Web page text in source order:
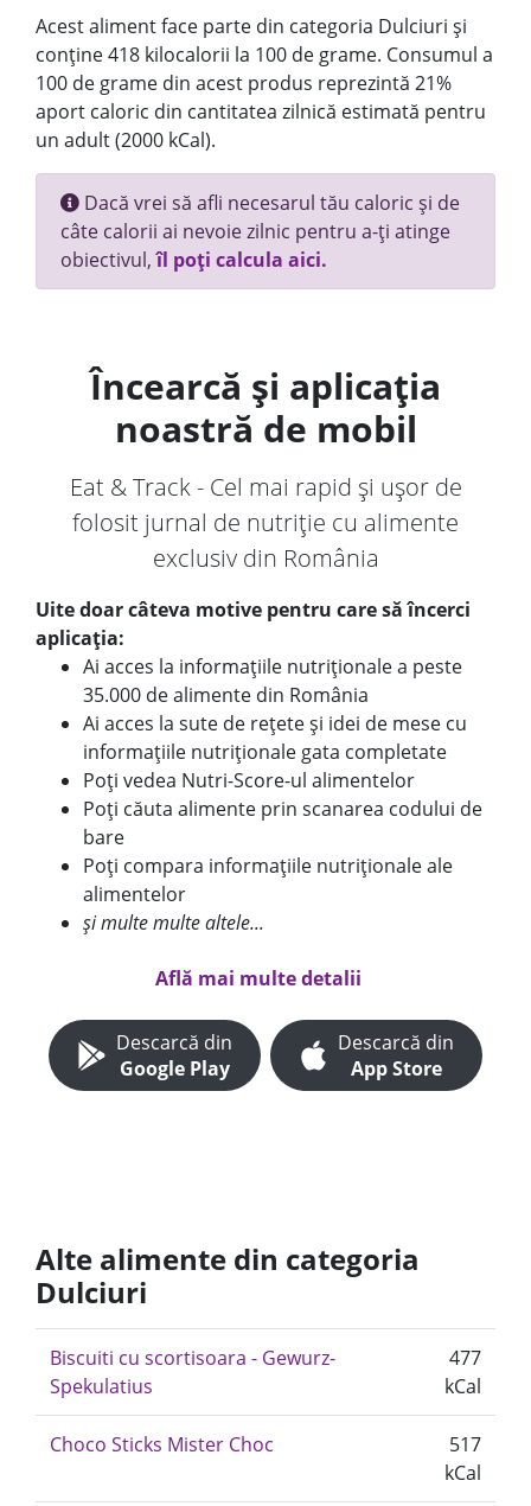
Acest aliment face parte din categoria Dulciuri și
conține 418 kilocalorii la 100 de grame. Consumul a
100 de grame din acest produs reprezintă 21%
aport caloric din cantitatea zilnică estimată pentru
un adult (2000 kCal).
Dacă vrei să afli necesarul tău caloric și de
câte calorii ai nevoie zilnic pentru a-ți atinge
obiectivul,îl poți calcula aici.
Încearcă și aplicația
noastră de mobil
Eat & Track - Cel mai rapid și ușor de
folosit jurnal de nutriție cu alimente
exclusiv din România
Uite doar câteva motive pentru care să încerci
aplicația:
Ai acces la informațiile nutriționale a peste
35.000 de alimente din România
Ai acces la sute de rețete și idei de mese cu
informațiile nutriționale gata completate
Poți vedea Nutri-Score-ul alimentelor
Poți căuta alimente prin scanarea codului de
bare
Poți compara informațiile nutriționale ale
alimentelor
și multe multe altele...
Află mai multe detalii
Descarcă din
Google Play
Descarcă din
App Store
Alte alimente din categoria
Dulciuri
Biscuiti cu scortisoara - Gewurz-
Spekulatius
477
kCal
Choco Sticks Mister Choc
517
kCal